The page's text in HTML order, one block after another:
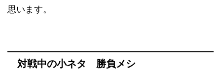
思います。
対戦中の小ネタ 勝負メシ